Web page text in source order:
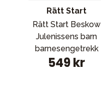
Rätt Start
Rätt Start Beskow
Julenissens barn
barnesengetrekk
grønn
549 kr